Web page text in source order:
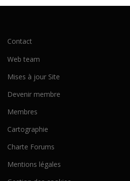
Contact
Web team
Mises à jour Site
Devenir membre
Membres
Cartographie
Charte Forums
Mentions légales